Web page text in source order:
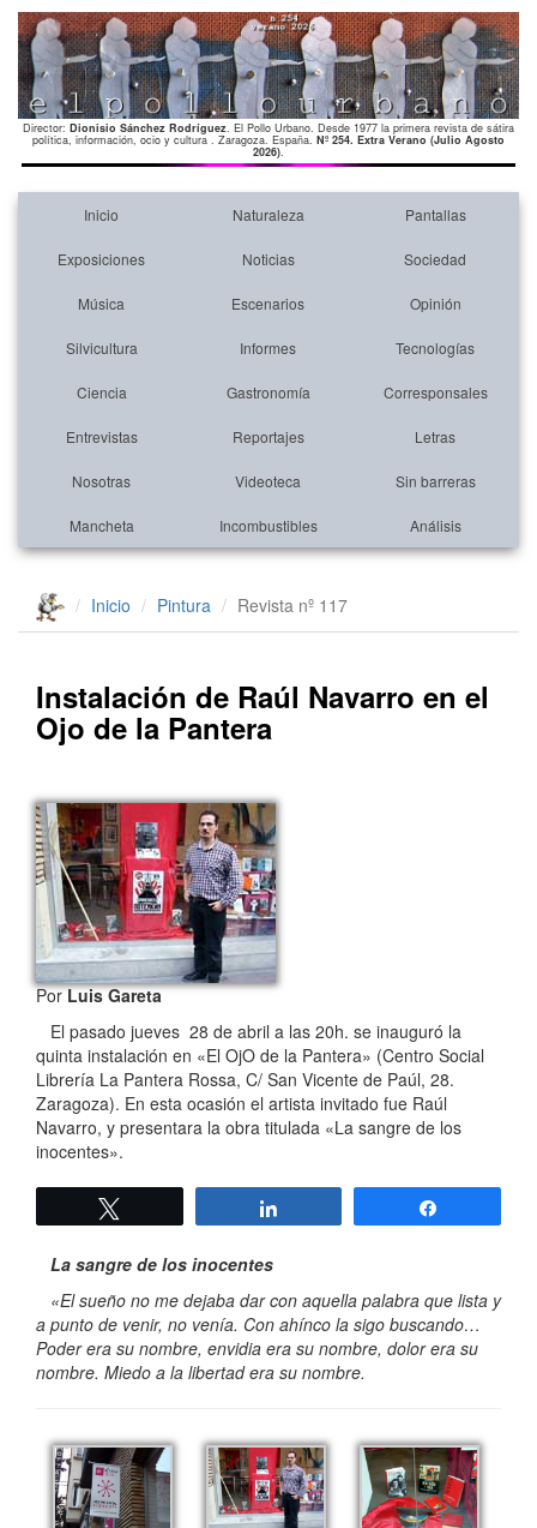
Director: Dionisio Sánchez Rodríguez. El Pollo Urbano. Desde 1977 la primera revista de sátira
política, información, ocio y cultura . Zaragoza. España. Nº 254. Extra Verano (Julio Agosto
2026).
Inicio Naturaleza Pantallas
Exposiciones Noticias Sociedad
Música Escenarios Opinión
Silvicultura Informes Tecnologías
Ciencia Gastronomía Corresponsales
Entrevistas Reportajes Letras
Nosotras Videoteca Sin barreras
Mancheta Incombustibles Análisis
Inicio Pintura Revista nº 117
Instalación de Raúl Navarro en el
Ojo de la Pantera
PorLuis Gareta
El pasado jueves 28 de abril a las 20h. se inauguró la
quinta instalación en «El OjO de la Pantera» (Centro Social
Librería La Pantera Rossa, C/ San Vicente de Paúl, 28.
Zaragoza). En esta ocasión el artista invitado fue Raúl
Navarro, y presentara la obra titulada «La sangre de los
inocentes».
La sangre de los inocentes
«El sueño no me dejaba dar con aquella palabra que lista y
a punto de venir, no venía. Con ahínco la sigo buscando…
Poder era su nombre, envidia era su nombre, dolor era su
nombre. Miedo a la libertad era su nombre.